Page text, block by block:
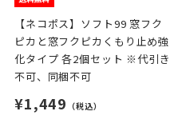
【ネコポス】ソフト99 窓フク
ピカと窓フクピカくもり止め強
化タイプ 各2個セット ※代引き
不可、同梱不可
¥1,449 （税込）